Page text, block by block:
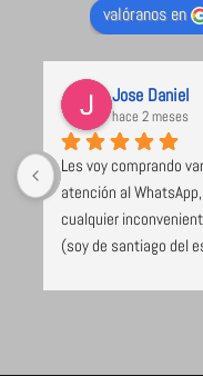
valóranos en
Jose Daniel
hace 2 meses
Les voy comprando
atención al
cualquier
(soy de santiago del
duro, los juegos